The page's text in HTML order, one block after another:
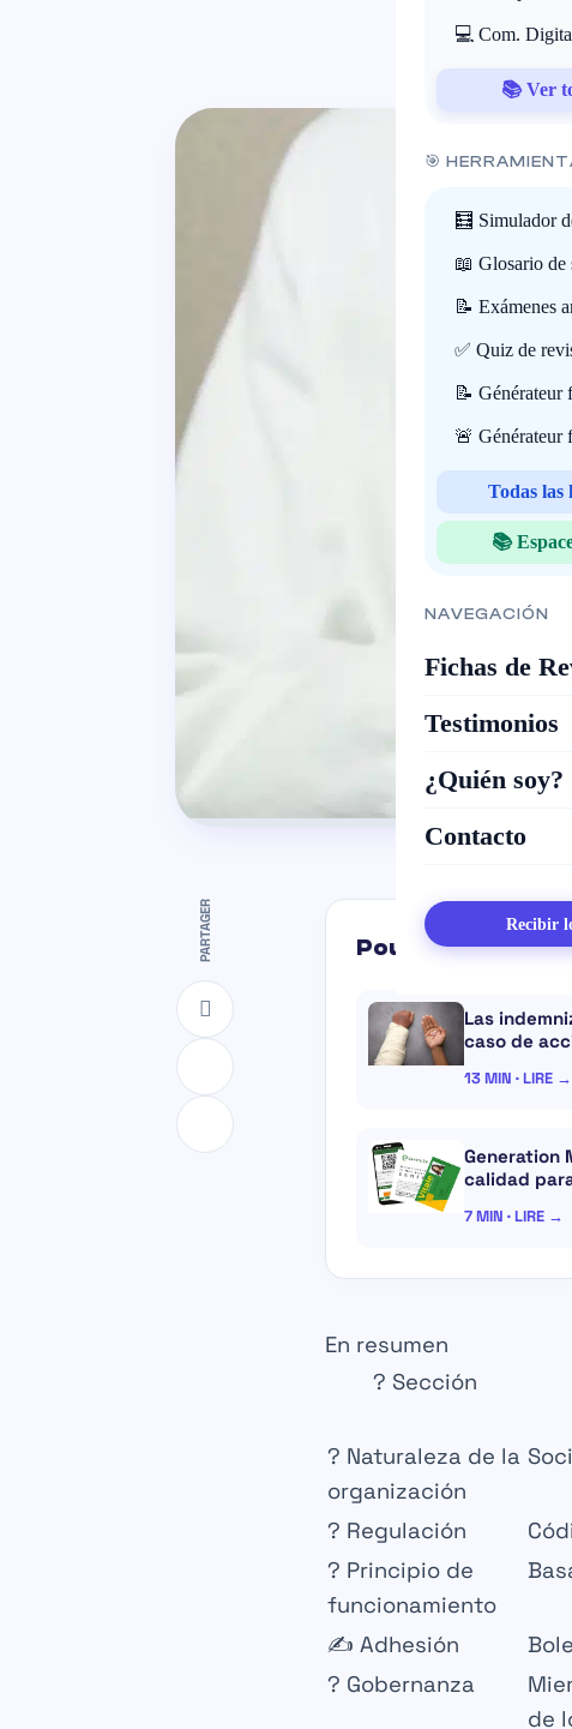
💻 Com.
📚 Ver
🎯
🧮 Simulador
📖 Glosario de
📝 Exámenes
✅ Quiz de
📝 Générateur
🚨 Générateur
Todas
📚
NAVEGACIÓN
Fichas de
Testimonios
¿Quién soy?
Contacto
Recibir
PARTAGER Pour aller plus
Las
caso de
13 MIN · LIRE →
Generation
calidad
7 MIN · LIRE →
En resumen
? Sección
? Naturaleza de la
organización
? Regulación
? Principio de
funcionamiento
✍️ Adhesión
?️ Gobernanza
de